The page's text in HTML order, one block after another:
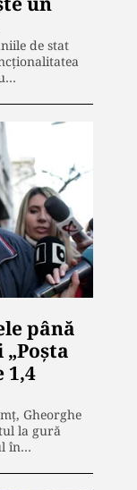
de stat
până
1,4
Gheorghe
la gură
în…